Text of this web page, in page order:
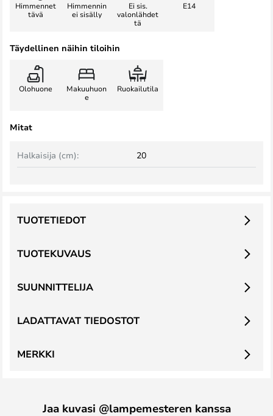
Himmennet
tävä
Himmennin
ei sisälly
Ei sis.
valonlähdet
tä
E14
Täydellinen näihin tiloihin
Olohuone
Makuuhuon
e
Ruokailutila
Mitat
Halkaisija (cm): 20
TUOTEKUVAUS
TUOTETIEDOT
SUUNNITTELIJA
LADATTAVAT TIEDOSTOT
MERKKI
Jaa kuvasi @lampemesteren kanssa